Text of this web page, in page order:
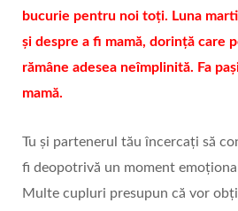
bucurie pentru noi toți. Luna
și despre a fi mamă, dorință care
rămâne adesea neîmplinită. Fa
mamă.
Tu și partenerul tău încercați să
fi deopotrivă un moment
Multe cupluri presupun că vor